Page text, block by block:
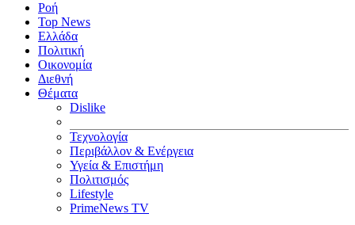
Ροή
Top News
Ελλάδα
Πολιτική
Οικονομία
Διεθνή
Θέματα
Dislike
Τεχνολογία
Περιβάλλον & Ενέργεια
Υγεία & Επιστήμη
Πολιτισμός
Lifestyle
PrimeNews TV